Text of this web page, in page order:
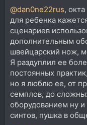
@dan0ne22rus,
для ребенка
сценариев
дополнительным
швейцарский нож,
Я раздуплил ее
постоянных
но я люблю ее, от
семплов, до
оборудованием ну и
синтов, пушка в